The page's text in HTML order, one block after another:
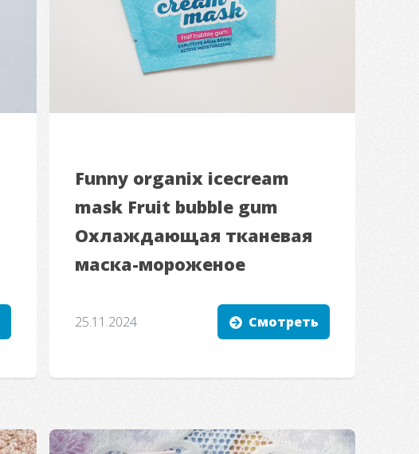
Funny organix icecream
mask Fruit bubble gum
Охлаждающая тканевая
маска-мороженое
25.11.2024 Смотреть